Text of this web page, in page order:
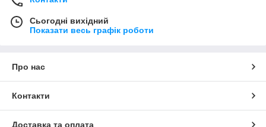
Сьогодні вихідний
Показати весь графік роботи
Про нас
Контакти
Доставка та оплата